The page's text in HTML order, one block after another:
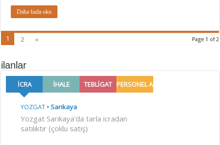
Daha fazla oku
Page 1 of 2
1 2 »
ilanlar